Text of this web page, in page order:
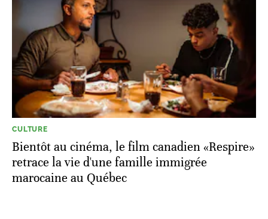
CULTURE
Bientôt au cinéma, le film canadien «Respire»
retrace la vie d'une famille immigrée
marocaine au Québec